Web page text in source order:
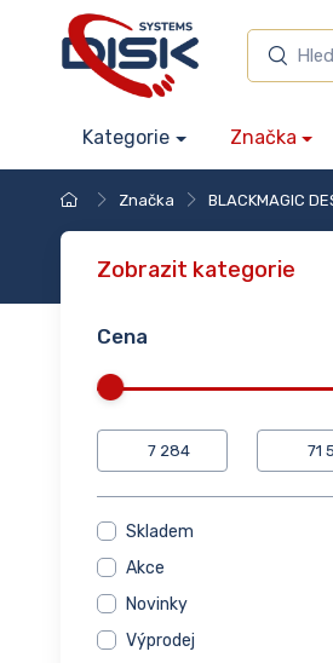
Kategorie Značka
Značka BLACKMAGIC
Zobrazit kategorie
Cena
Skladem
Akce
Novinky
Výprodej